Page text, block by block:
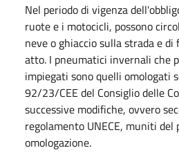
Nel periodo di vigenza
ruote e i motocicli, possono
neve o ghiaccio sulla strada e
atto. I pneumatici invernali che
impiegati sono quelli omologati
92/23/CEE del Consiglio delle
successive modifiche, ovvero
regolamento UNECE, muniti
omologazione.